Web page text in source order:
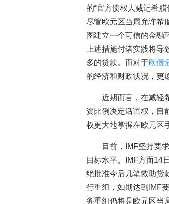
的“官方债权人减记希
尽管欧元区当局允许希
图建立一个可信的金融
上述措施付诸实践将
多的贷款。而对于欧债
的经济和财政状况，更
近期而言，在减轻
资比例决定话语权，目
权更大地掌握在欧元区
目前，IMF坚持要
目标水平。IMF方面14
绝批准今后几笔救助贷
行重组，如期达到IMF
务重组仍将是欧元区当